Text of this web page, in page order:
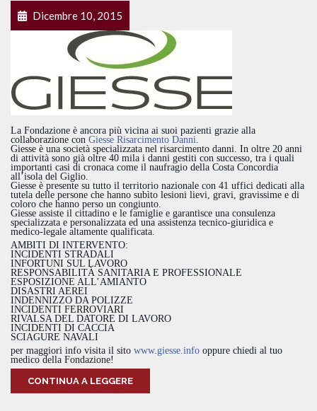
Dicembre 10, 2015
La Fondazione è ancora più vicina ai suoi pazienti grazie alla
collaborazione con Giesse Risarcimento Danni
Giesse è una società specializzata nel risarcimento danni. In oltre 20 anni
di attività sono già oltre 40 mila i danni gestiti con successo, tra i quali
importanti casi di cronaca come il naufragio della Costa Concordia
all’isola del Giglio.
Giesse è presente su tutto il territorio nazionale con 41 uffici dedicati alla
tutela delle persone che hanno subìto lesioni lievi, gravi, gravissime e di
coloro che hanno perso un congiunto.
Giesse assiste il cittadino e le famiglie e garantisce una consulenza
specializzata e personalizzata ed una assistenza tecnico-giuridica e
medico-legale altamente qualificata.
AMBITI DI INTERVENTO:
INCIDENTI STRADALI
INFORTUNI SUL LAVORO
RESPONSABILITÀ SANITARIA E PROFESSIONALE
ESPOSIZIONE ALL’AMIANTO
DISASTRI AEREI
INDENNIZZO DA POLIZZE
INCIDENTI FERROVIARI
RIVALSA DEL DATORE DI LAVORO
INCIDENTI DI CACCIA
SCIAGURE NAVALI
per maggiori info visita il sito www.giesse.info oppure chiedi al tuo
medico della Fondazione!
CONTINUA A LEGGERE